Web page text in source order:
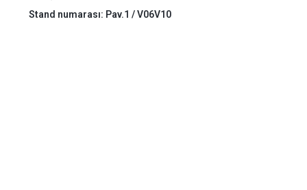
Stand numarası: Pav.1 / V06V10